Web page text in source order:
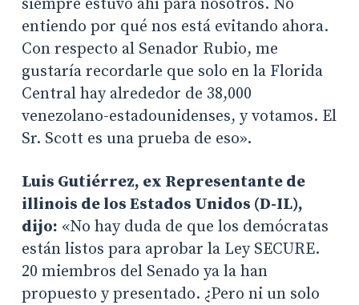
siempre estuvo ahí para nosotros. No
entiendo por qué nos está evitando ahora.
Con respecto al Senador Rubio, me
gustaría recordarle que solo en la Florida
Central hay alrededor de 38,000
venezolano-estadounidenses, y votamos. El
Sr. Scott es una prueba de eso».
Luis Gutiérrez, ex Representante de
illinois de los Estados Unidos (D-IL),
dijo: «No hay duda de que los demócratas
están listos para aprobar la Ley SECURE.
20 miembros del Senado ya la han
propuesto y presentado. ¿Pero ni un solo